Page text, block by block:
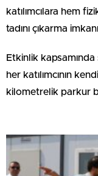
katılımcılara hem
tadını çıkarma
Etkinlik
her katılımcının
kilometrelik parkur